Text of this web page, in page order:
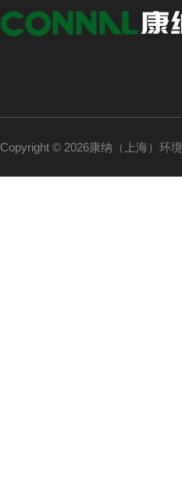
Copyright © 2026康纳（上海）